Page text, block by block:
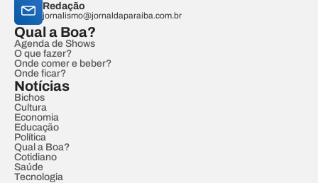
Redação
jornalismo@jornaldaparaiba.com.br
Qual a Boa?
Agenda de Shows
O que fazer?
Onde comer e beber?
Onde ficar?
Notícias
Bichos
Cultura
Economia
Educação
Política
Qual a Boa?
Cotidiano
Saúde
Tecnologia